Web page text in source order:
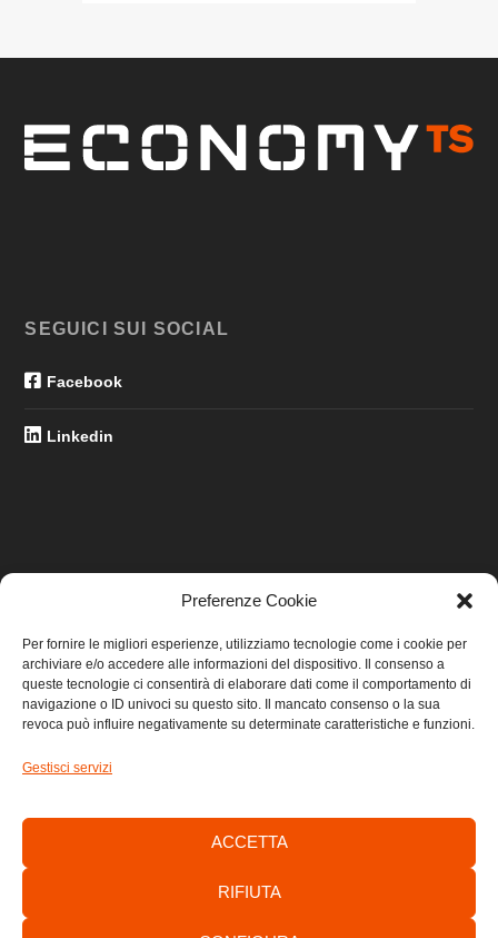
Preferenze Cookie
Per fornire le migliori esperienze, utilizziamo tecnologie come i cookie per
archiviare e/o accedere alle informazioni del dispositivo. Il consenso a
queste tecnologie ci consentirà di elaborare dati come il comportamento di
navigazione o ID univoci su questo sito. Il mancato consenso o la sua
revoca può influire negativamente su determinate caratteristiche e funzioni.
Gestisci servizi
ACCETTA
RIFIUTA
SEGUICI SUI SOCIAL
Facebook
Linkedin
Home
Privacy